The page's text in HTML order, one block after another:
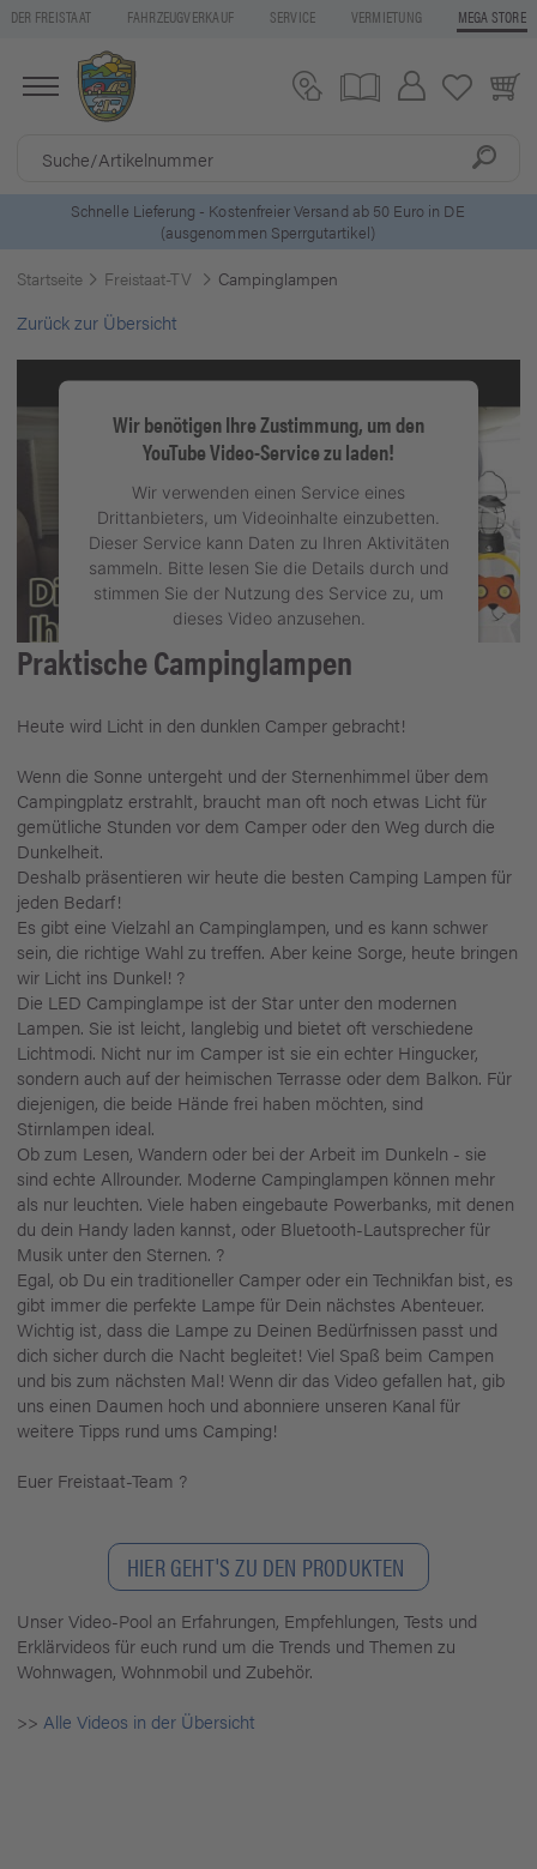
DER FREISTAAT FAHRZEUGVERKAUF SERVICE VERMIETUNG MEGA STORE
Schnelle Lieferung - Kostenfreier Versand ab 50 Euro in DE
(ausgenommen Sperrgutartikel)
Startseite Freistaat-TV Campinglampen
Zurück zur Übersicht
Wir benötigen Ihre Zustimmung, um den
YouTube Video-Service zu laden!
Wir verwenden einen Service eines
Drittanbieters, um Videoinhalte einzubetten.
Dieser Service kann Daten zu Ihren Aktivitäten
sammeln. Bitte lesen Sie die Details durch und
stimmen Sie der Nutzung des Service zu, um
dieses Video anzusehen.
Mehr Informationen
Akzeptieren
powered byUsercentrics Consent
Management Platform
Praktische Campinglampen
Heute wird Licht in den dunklen Camper gebracht!
Wenn die Sonne untergeht und der Sternenhimmel über dem
Campingplatz erstrahlt, braucht man oft noch etwas Licht für
gemütliche Stunden vor dem Camper oder den Weg durch die
Dunkelheit.
Deshalb präsentieren wir heute die besten Camping Lampen für
jeden Bedarf!
Es gibt eine Vielzahl an Campinglampen, und es kann schwer
sein, die richtige Wahl zu treffen. Aber keine Sorge, heute bringen
wir Licht ins Dunkel! ?
Die LED Campinglampe ist der Star unter den modernen
Lampen. Sie ist leicht, langlebig und bietet oft verschiedene
Lichtmodi. Nicht nur im Camper ist sie ein echter Hingucker,
sondern auch auf der heimischen Terrasse oder dem Balkon. Für
diejenigen, die beide Hände frei haben möchten, sind
Stirnlampen ideal.
Ob zum Lesen, Wandern oder bei der Arbeit im Dunkeln - sie
sind echte Allrounder. Moderne Campinglampen können mehr
als nur leuchten. Viele haben eingebaute Powerbanks, mit denen
du dein Handy laden kannst, oder Bluetooth-Lautsprecher für
Musik unter den Sternen. ?
Egal, ob Du ein traditioneller Camper oder ein Technikfan bist, es
gibt immer die perfekte Lampe für Dein nächstes Abenteuer.
Wichtig ist, dass die Lampe zu Deinen Bedürfnissen passt und
dich sicher durch die Nacht begleitet! Viel Spaß beim Campen
und bis zum nächsten Mal! Wenn dir das Video gefallen hat, gib
uns einen Daumen hoch und abonniere unseren Kanal für
weitere Tipps rund ums Camping!
Euer Freistaat-Team ?
HIER GEHT'S ZU DEN PRODUKTEN
Unser Video-Pool an Erfahrungen, Empfehlungen, Tests und
Erklärvideos für euch rund um die Trends und Themen zu
Wohnwagen, Wohnmobil und Zubehör.
>> Alle Videos in der Übersicht